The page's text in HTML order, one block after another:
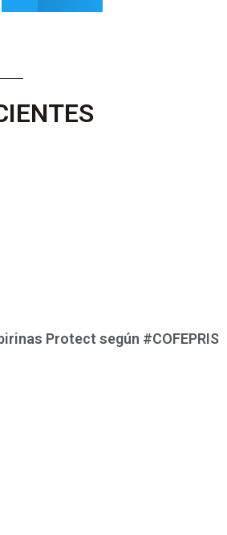
Protect según #COFEPRIS